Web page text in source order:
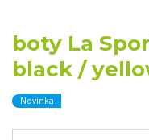
boty La
black /
Novinka